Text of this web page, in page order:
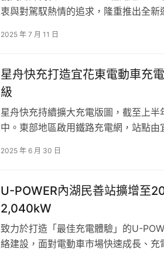
衷與對駕馭熱情的追求，隆重推出全
Festival of Speed （古德伍德速度嘉
2025 年 7 月 11 日
星舟快充打造宜花東電動車充
級
星舟快充持續擴大充電版圖，截至上
中。東部地區啟用鐵路充電網，站點由
站，深入生活圈解決里程焦慮。不僅
動車主享受更…
2025 年 6 月 30 日
U-POWER內湖民善站擴增至
2,040kW
致力於打造「最佳充電體驗」的U-
絡建設，面對電動車市場快速成長、